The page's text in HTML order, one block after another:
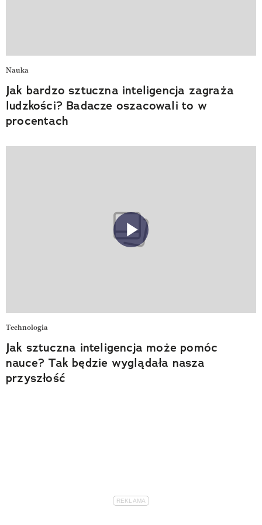
Nauka
Jak bardzo sztuczna inteligencja zagraża
ludzkości? Badacze oszacowali to w
procentach
Technologia
Jak sztuczna inteligencja może pomóc
nauce? Tak będzie wyglądała nasza
przyszłość